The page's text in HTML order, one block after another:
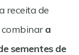
receita de
combinar a
sementes de